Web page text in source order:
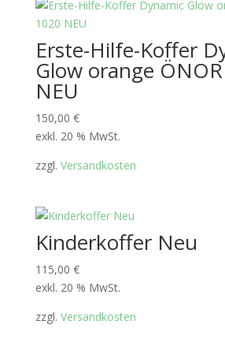
Erste-Hilfe-Koffer
Glow orange
NEU
150,00 €
exkl. 20 % MwSt.
zzgl. Versandkosten
Kinderkoffer Neu
115,00 €
exkl. 20 % MwSt.
zzgl. Versandkosten